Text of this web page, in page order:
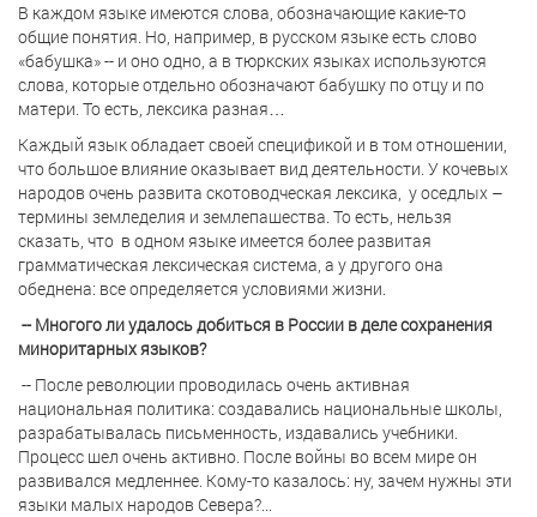
В каждом языке имеются слова, обозначающие какие-то
общие понятия. Но, например, в русском языке есть слово
«бабушка» -- и оно одно, а в тюркских языках используются
слова, которые отдельно обозначают бабушку по отцу и по
матери. То есть, лексика разная…
Каждый язык обладает своей спецификой и в том отношении,
что большое влияние оказывает вид деятельности. У кочевых
народов очень развита скотоводческая лексика, у оседлых –
термины земледелия и землепашества. То есть, нельзя
сказать, что в одном языке имеется более развитая
грамматическая лексическая система, а у другого она
обеднена: все определяется условиями жизни.
-- Многого ли удалось добиться в России в деле сохранения
миноритарных языков?
-- После революции проводилась очень активная
национальная политика: создавались национальные школы,
разрабатывалась письменность, издавались учебники.
Процесс шел очень активно. После войны во всем мире он
развивался медленнее. Кому-то казалось: ну, зачем нужны эти
языки малых народов Севера?...